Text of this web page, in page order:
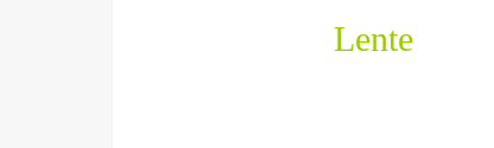
Lente